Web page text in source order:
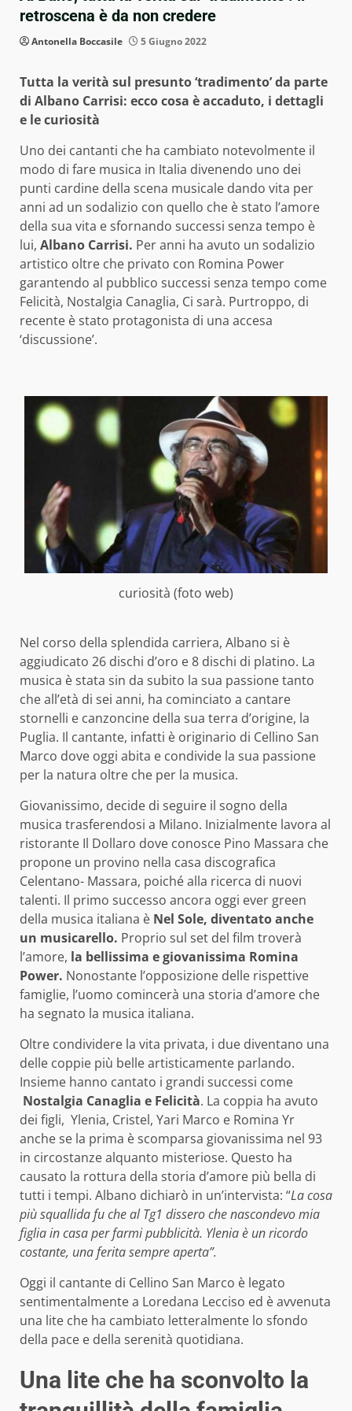
retroscena è da non credere
Antonella Boccasile 5 Giugno 2022
Tutta la verità sul presunto ‘tradimento’ da parte
di Albano Carrisi: ecco cosa è accaduto, i dettagli
e le curiosità
Uno dei cantanti che ha cambiato notevolmente il
modo di fare musica in Italia divenendo uno dei
punti cardine della scena musicale dando vita per
anni ad un sodalizio con quello che è stato l’amore
della sua vita e sfornando successi senza tempo è
lui, Albano Carrisi. Per anni ha avuto un sodalizio
artistico oltre che privato con Romina Power
garantendo al pubblico successi senza tempo come
Felicità, Nostalgia Canaglia, Ci sarà. Purtroppo, di
recente è stato protagonista di una accesa
‘discussione’.
curiosità (foto web)
Nel corso della splendida carriera, Albano si è
aggiudicato 26 dischi d’oro e 8 dischi di platino. La
musica è stata sin da subito la sua passione tanto
che all’età di sei anni, ha cominciato a cantare
stornelli e canzoncine della sua terra d’origine, la
Puglia. Il cantante, infatti è originario di Cellino San
Marco dove oggi abita e condivide la sua passione
per la natura oltre che per la musica.
Giovanissimo, decide di seguire il sogno della
musica trasferendosi a Milano. Inizialmente lavora al
ristorante Il Dollaro dove conosce Pino Massara che
propone un provino nella casa discografica
Celentano- Massara, poiché alla ricerca di nuovi
talenti. Il primo successo ancora oggi ever green
della musica italiana è Nel Sole, diventato anche
un musicarello. Proprio sul set del film troverà
l’amore, la bellissima e giovanissima Romina
Power. Nonostante l’opposizione delle rispettive
famiglie, l’uomo comincerà una storia d’amore che
ha segnato la musica italiana.
Oltre condividere la vita privata, i due diventano una
delle coppie più belle artisticamente parlando.
Insieme hanno cantato i grandi successi come
Nostalgia Canaglia e Felicità. La coppia ha avuto
dei figli, Ylenia, Cristel, Yari Marco e Romina Yr
anche se la prima è scomparsa giovanissima nel 93
in circostanze alquanto misteriose. Questo ha
causato la rottura della storia d’amore più bella di
tutti i tempi. Albano dichiarò in un’intervista: “La cosa
più squallida fu che al Tg1 dissero che nascondevo mia
figlia in casa per farmi pubblicità. Ylenia è un ricordo
costante, una ferita sempre aperta”.
Oggi il cantante di Cellino San Marco è legato
sentimentalmente a Loredana Lecciso ed è avvenuta
una lite che ha cambiato letteralmente lo sfondo
della pace e della serenità quotidiana.
Una lite che ha sconvolto la